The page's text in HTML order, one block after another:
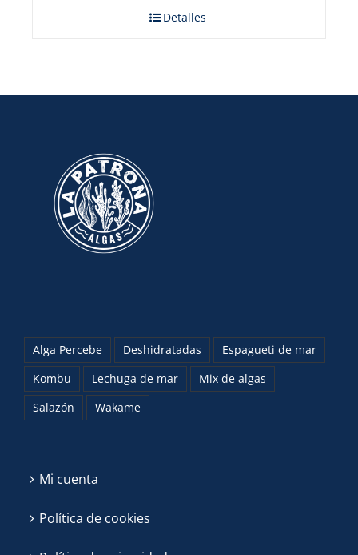
Detalles
Alga Percebe Deshidratadas
Espagueti de mar
Kombu
Lechuga de mar
Mix de algas
Salazón
Wakame
Mi cuenta
Política de cookies